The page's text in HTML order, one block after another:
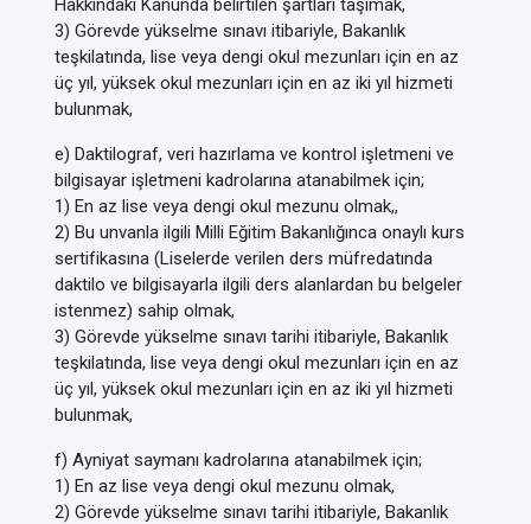
Hakkındaki Kanunda belirtilen şartları taşımak,
3) Görevde yükselme sınavı itibariyle, Bakanlık
teşkilatında, lise veya dengi okul mezunları için en az
üç yıl, yüksek okul mezunları için en az iki yıl hizmeti
bulunmak,
e) Daktilograf, veri hazırlama ve kontrol işletmeni ve
bilgisayar işletmeni kadrolarına atanabilmek için;
1) En az lise veya dengi okul mezunu olmak,,
2) Bu unvanla ilgili Milli Eğitim Bakanlığınca onaylı kurs
sertifikasına (Liselerde verilen ders müfredatında
daktilo ve bilgisayarla ilgili ders alanlardan bu belgeler
istenmez) sahip olmak,
3) Görevde yükselme sınavı tarihi itibariyle, Bakanlık
teşkilatında, lise veya dengi okul mezunları için en az
üç yıl, yüksek okul mezunları için en az iki yıl hizmeti
bulunmak,
f) Ayniyat saymanı kadrolarına atanabilmek için;
1) En az lise veya dengi okul mezunu olmak,
2) Görevde yükselme sınavı tarihi itibariyle, Bakanlık